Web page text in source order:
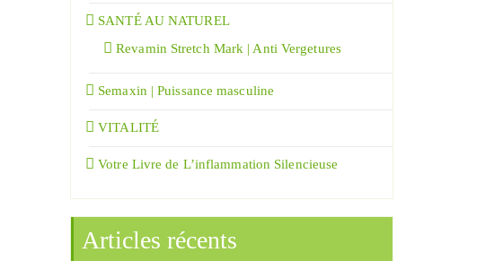
SANTÉ AU NATUREL
Revamin Stretch Mark | Anti Vergetures
Semaxin | Puissance masculine
VITALITÉ
Votre Livre de L’inflammation Silencieuse
Articles récents